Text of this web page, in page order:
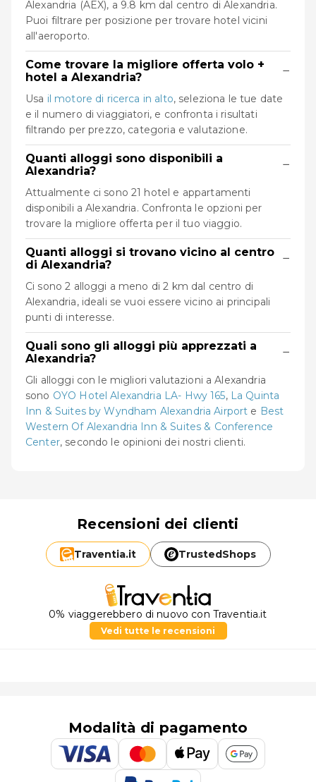
Alexandria (AEX), a 9.8 km dal centro di Alexandria.
Puoi filtrare per posizione per trovare hotel vicini
all'aeroporto.
Come trovare la migliore offerta volo +
hotel a Alexandria?
−
Usa il motore di ricerca in alto, seleziona le tue date
e il numero di viaggiatori, e confronta i risultati
filtrando per prezzo, categoria e valutazione.
Quanti alloggi sono disponibili a
Alexandria?
−
Attualmente ci sono 21 hotel e appartamenti
disponibili a Alexandria. Confronta le opzioni per
trovare la migliore offerta per il tuo viaggio.
Quanti alloggi si trovano vicino al centro
di Alexandria?
−
Ci sono 2 alloggi a meno di 2 km dal centro di
Alexandria, ideali se vuoi essere vicino ai principali
punti di interesse.
Quali sono gli alloggi più apprezzati a
Alexandria?
−
Gli alloggi con le migliori valutazioni a Alexandria
sono OYO Hotel Alexandria LA- Hwy 165, La Quinta
Inn & Suites by Wyndham Alexandria Airport e Best
Western Of Alexandria Inn & Suites & Conference
Center, secondo le opinioni dei nostri clienti.
Recensioni dei clienti
Traventia.it TrustedShops
0% viaggerebbero di nuovo con Traventia.it
Vedi tutte le recensioni
Modalità di pagamento